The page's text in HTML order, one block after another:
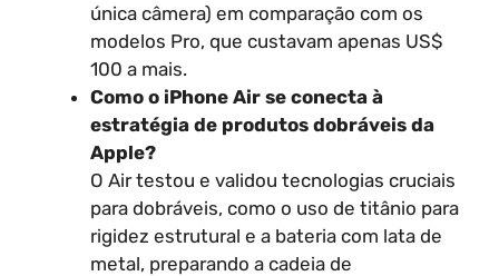
única câmera) em comparação com os
modelos Pro, que custavam apenas US$
100 a mais.
Como o iPhone Air se conecta à
estratégia de produtos dobráveis da
Apple?
O Air testou e validou tecnologias cruciais
para dobráveis, como o uso de titânio para
rigidez estrutural e a bateria com lata de
metal, preparando a cadeia de